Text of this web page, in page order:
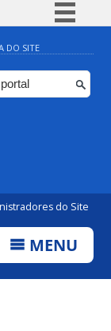
BR
DO SITE
do Site
MENU